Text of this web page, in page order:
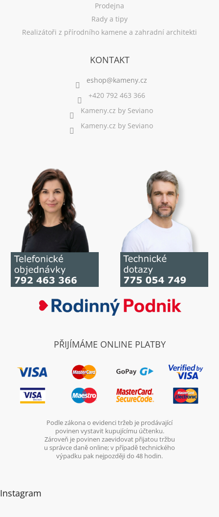
Prodejna
Rady a tipy
Realizátoři z přírodního kamene a zahradní architekti
KONTAKT
+420 792 463 366
Kameny.cz by Seviano
Kameny.cz by Seviano
PŘIJÍMÁME ONLINE PLATBY
Podle zákona o evidenci tržeb je prodávající
povinen vystavit kupujícímu účtenku.
Zároveň je povinen zaevidovat přijatou tržbu
u správce daně online; v případě technického
výpadku pak nejpozději do 48 hodin.
Instagram